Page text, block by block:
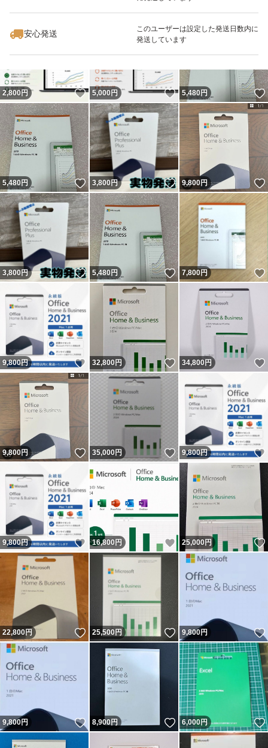
安心発送
このユーザーは設定した発送日数内に
発送しています
いいね！
5,480
2,800円 いいね！
5,000円 いいね！
5,480円
5,480円 いいね！
3,800円 いいね！
9,800円
3,800円 いいね！
5,480円 いいね！
7,800円
9,800円 いいね！
32,800円 いいね！
34,800円
9,800円 いいね！
35,000円 いいね！
9,800円
9,800円 いいね！
16,800 円 いいね！
25,000円
22,800円 いいね！
25,500円 いいね！
9,800円
9,800円 いいね！
8,900円 いいね！
6,000円